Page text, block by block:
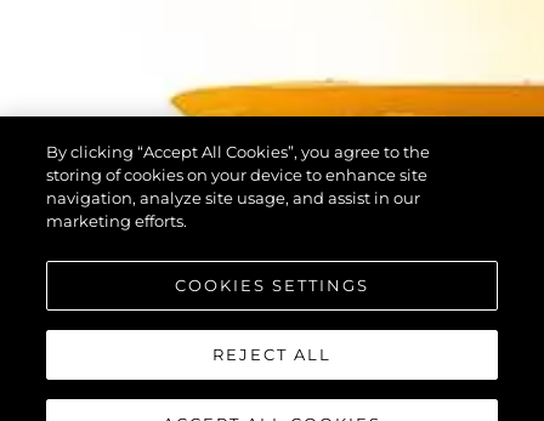
By clicking “Accept All Cookies”, you agree to the
storing of cookies on your device to enhance site
navigation, analyze site usage, and assist in our
marketing efforts.
COOKIES SETTINGS
REJECT ALL